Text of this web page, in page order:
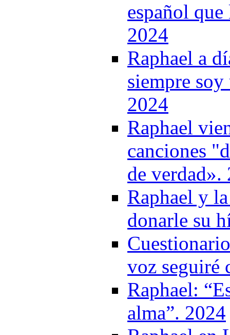
español
2024
Raphael a
siempre
2024
Raphael
canciones
de verdad».
Raphael y
donarle su
voz seguiré
Raphael:
alma”. 2024